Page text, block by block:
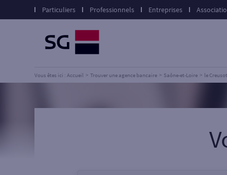
Particuliers Professionnels Entreprises
Vous êtes ici : Accueil Trouver une agence bancaire Saône-et-Loire le Creusot